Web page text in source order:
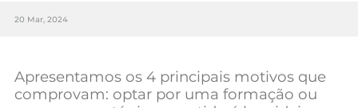
Sociedade
Negócios
20 Mar, 2024
Apresentamos os 4 principais motivos que
comprovam: optar por uma formação ou